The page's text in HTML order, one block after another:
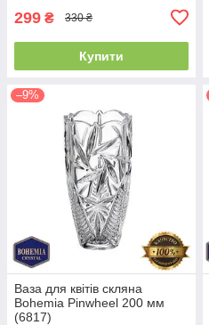
299 ₴ 330 ₴
Купити
–9%
Ваза для квітів скляна
Bohemia Pinwheel 200 мм
(6817)